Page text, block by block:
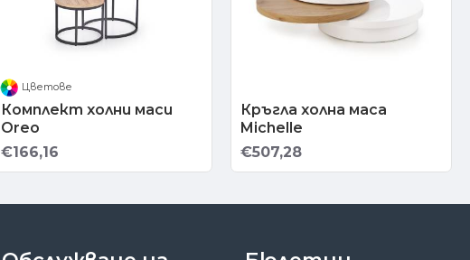
Цветове
Комплект холни маси
Oreo
€166,16
Кръгла холна маса
Michelle
€507,28